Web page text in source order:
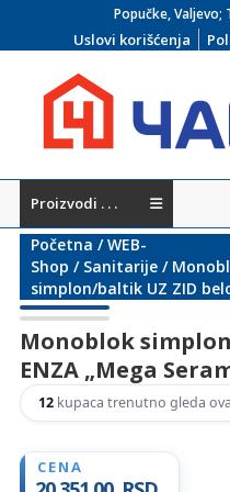
Popučke, Valjevo;
Uslovi korišćenja
Čavra
..::
Nadohvat
ruke
::..
Široka
ponuda
i
Proizvodi . . .
Početna /WEB-
Shop / Sanitarije/
simplon/baltik UZ ZID
Monoblok
ENZA „Mega
12kupaca trenutno gleda